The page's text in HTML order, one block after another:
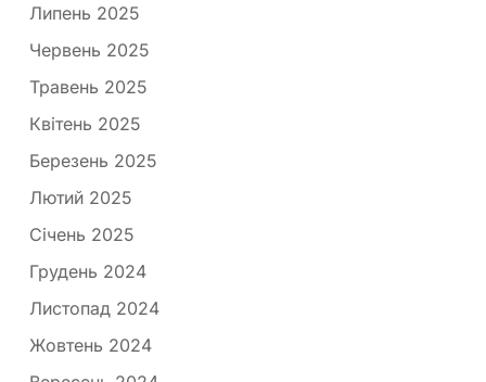
Липень 2025
Червень 2025
Травень 2025
Квітень 2025
Березень 2025
Лютий 2025
Січень 2025
Грудень 2024
Листопад 2024
Жовтень 2024